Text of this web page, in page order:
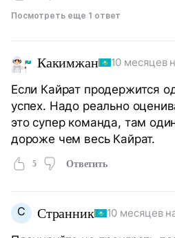
Посмотреть еще 1 ответ
Какимжан 10 месяцев
Если Кайрат продержится
успех. Надо реально
это супер команда, там
дороже чем весь Кайрат.
5 Ответить
С Странник 10 месяцев